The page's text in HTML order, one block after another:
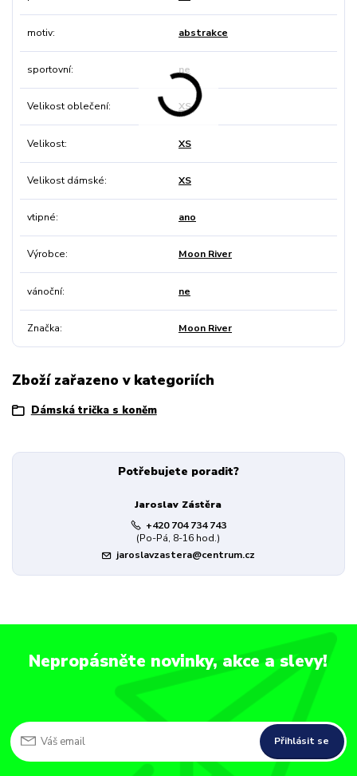
motiv abstrakce
sportovní ne
Velikost oblečení XS
Velikost XS
Velikost dámské XS
vtipné ano
Výrobce Moon River
vánoční ne
Značka Moon River
Zboží zařazeno v kategoriích
Dámská trička s koněm
Potřebujete poradit?
Jaroslav Zástěra
+420 704 734 743
(Po-Pá, 8-16 hod.)
jaroslavzastera@centrum.cz
Nepropásněte novinky, akce a slevy!
Přihlásit se